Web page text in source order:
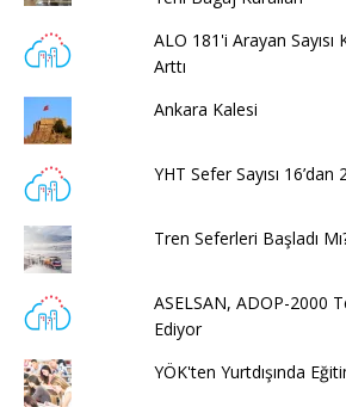
ALO 181'i Arayan Sayısı
Arttı
Ankara Kalesi
YHT Sefer Sayısı 16’dan
Tren Seferleri Başladı
ASELSAN, ADOP-2000
Ediyor
YÖK'ten Yurtdışında